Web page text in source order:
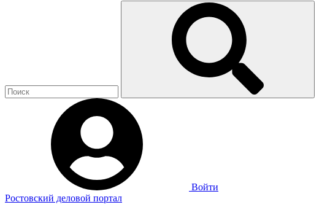
Войти
Ростовский деловой портал